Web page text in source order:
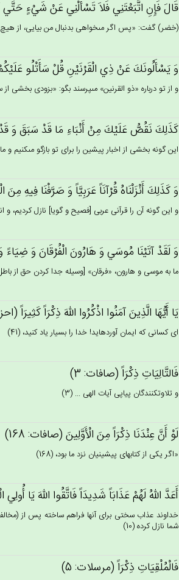
قَال‌َ فَإِنِ‌ اتَّبَعْتَنِي‌ فَلاَ تَسْأَلْنِي‌ عَنْ‌ شَي‌ْءٍ حَتَّي‌
(خضر) گفت: «پس اگر مى‏خواهى بدنبال من بيايى، از هيچ
وَ يَسْأَلُونَك‌َ عَنْ‌ ذِي‌ الْقَرْنَيْن‌ِ قُل‌ْ سَأَتْلُو عَلَيْكُمْ‌
و از تو درباره «ذو القرنين» مى‏پرسند بگو: «بزودى بخشى
كَذَلِك‌َ نَقُص‌ُّ عَلَيْك‌َ مِن‌ْ أَنْبَاءِ مَا قَدْ سَبَق‌َ وَ قَدْ
اين گونه بخشى از اخبار پيشين را براى تو بازگو مى‏كنيم و
وَ كَذَلِك‌َ أَنْزَلْنَاه‌ُ قُرْآنَاً عَرَبِيَّاً وَ صَرَّفْنَا فِيه‌ِ مِن‌َ
و اين گونه آن را قرآنى عربى [فصيح و گويا] نازل كرديم، و
وَ لَقَدْ آتَيْنَا مُوسَي‌ وَ هَارُون‌َ الْفُرْقَان‌َ وَ ضِيَاءً وَ
ما به موسى و هارون، «فرقان» [وسيله جدا كردن حق از باطل‏]
يَا أَيُّهَا الَّذِين‌َ آمَنُوا اذْكُرُوا الله‌َ ذِكْرَاً كَثِيرَاً
اى كسانى كه ايمان آورده‏ايد! خدا را بسيار ياد كنيد، (41)
فَالتَّالِيَات‌ِ ذِكْرَاً (صافات: 3)
و تلاوت‏كنندگان پياپى آيات الهى ... (3)
لَوْ أَن‌َّ عِنْدَنَا ذِكْرَاً مِن‌َ الْأَوَّلِين‌َ (صافات: 168)
«اگر يكى از كتابهاى پيشينيان نزد ما بود، (168)
أَعَدَّ الله‌ُ لَهُم‌ْ عَذَابَاً شَدِيدَاً فَاتَّقُوا الله‌َ يَا أُولِي‌
خداوند عذاب سختى براى آنها فراهم ساخته پس از
شما نازل كرده (10)
فَالْمُلْقِيَاتِ ذِكْرَاً (مرسلات: 5)